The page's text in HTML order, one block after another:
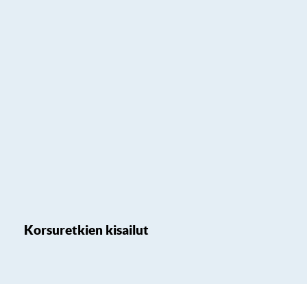
Korsuretkien kisailut